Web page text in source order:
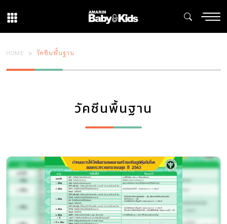
HOME วัคซีนพื้นฐาน
วัคซีนพื้นฐาน